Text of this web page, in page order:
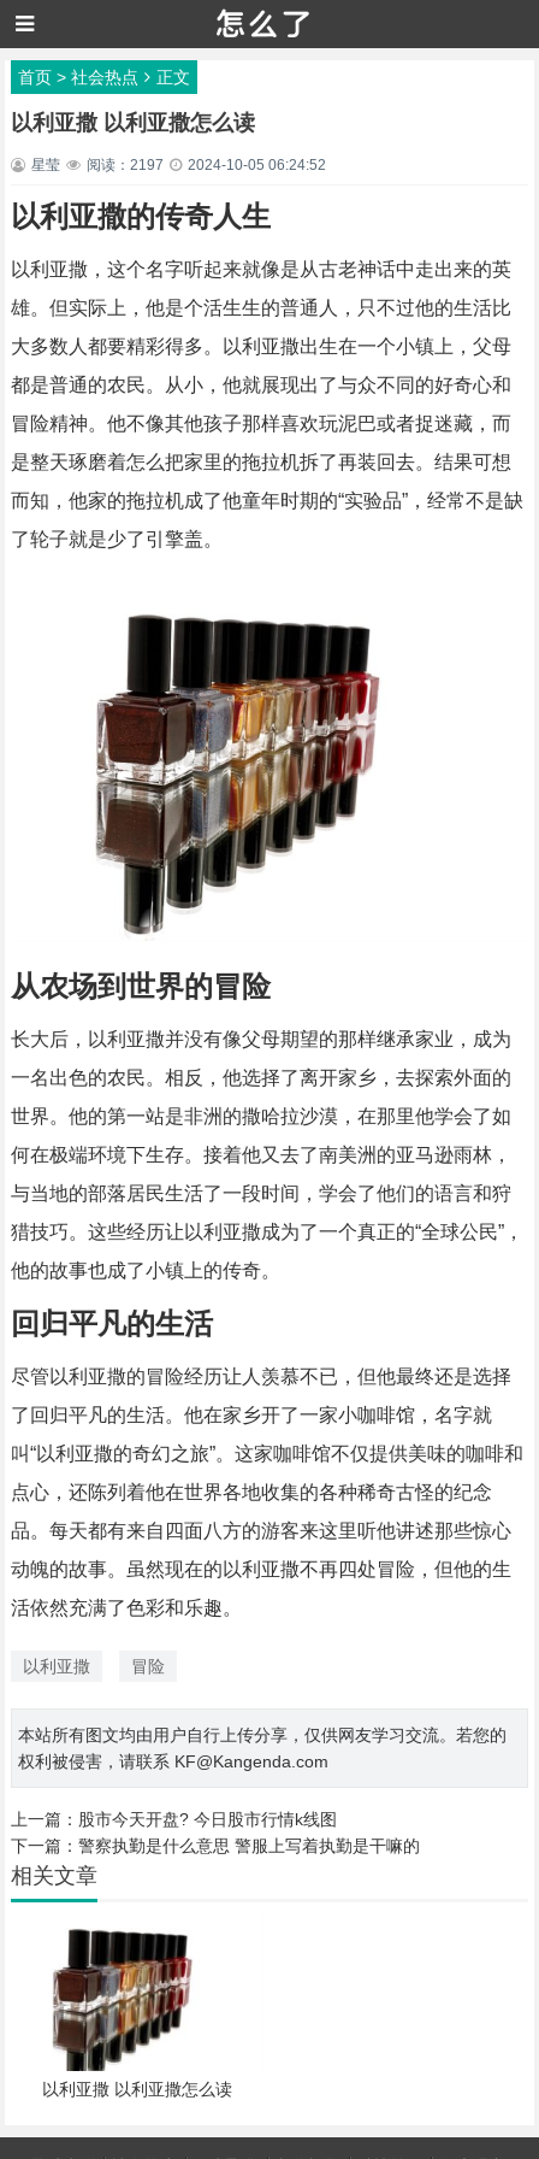
首页> 社会热点 正文
以利亚撒 以利亚撒怎么读
星莹 阅读：2197 2024-10-05 06:24:52
以利亚撒的传奇人生
以利亚撒，这个名字听起来就像是从古老神话中走出来的英
雄。但实际上，他是个活生生的普通人，只不过他的生活比
大多数人都要精彩得多。以利亚撒出生在一个小镇上，父母
都是普通的农民。从小，他就展现出了与众不同的好奇心和
冒险精神。他不像其他孩子那样喜欢玩泥巴或者捉迷藏，而
是整天琢磨着怎么把家里的拖拉机拆了再装回去。结果可想
而知，他家的拖拉机成了他童年时期的“实验品”，经常不是缺
了轮子就是少了引擎盖。
从农场到世界的冒险
长大后，以利亚撒并没有像父母期望的那样继承家业，成为
一名出色的农民。相反，他选择了离开家乡，去探索外面的
世界。他的第一站是非洲的撒哈拉沙漠，在那里他学会了如
何在极端环境下生存。接着他又去了南美洲的亚马逊雨林，
与当地的部落居民生活了一段时间，学会了他们的语言和狩
猎技巧。这些经历让以利亚撒成为了一个真正的“全球公民”，
他的故事也成了小镇上的传奇。
回归平凡的生活
尽管以利亚撒的冒险经历让人羡慕不已，但他最终还是选择
了回归平凡的生活。他在家乡开了一家小咖啡馆，名字就
叫“以利亚撒的奇幻之旅”。这家咖啡馆不仅提供美味的咖啡和
点心，还陈列着他在世界各地收集的各种稀奇古怪的纪念
品。每天都有来自四面八方的游客来这里听他讲述那些惊心
动魄的故事。虽然现在的以利亚撒不再四处冒险，但他的生
活依然充满了色彩和乐趣。
以利亚撒 冒险
本站所有图文均由用户自行上传分享，仅供网友学习交流。若您的
权利被侵害，请联系 KF@Kangenda.com
上一篇： 股市今天开盘? 今日股市行情k线图
下一篇： 警察执勤是什么意思 警服上写着执勤是干嘛的
相关文章
以利亚撒 以利亚撒怎么读